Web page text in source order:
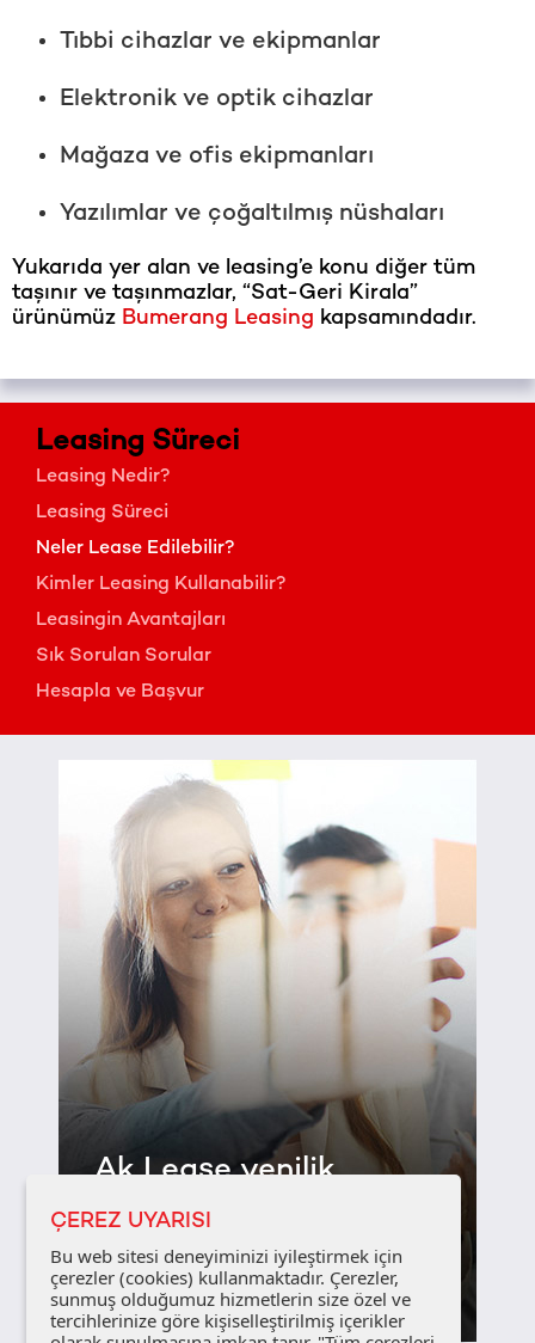
Tıbbi cihazlar ve ekipmanlar
Elektronik ve optik cihazlar
Mağaza ve ofis ekipmanları
Yazılımlar ve çoğaltılmış nüshaları
Yukarıda yer alan ve leasing’e konu diğer tüm
taşınır ve taşınmazlar, “Sat-Geri Kirala”
ürünümüz Bumerang Leasing kapsamındadır.
Leasing Süreci
Leasing Nedir?
Leasing Süreci
Neler Lease Edilebilir?
Kimler Leasing Kullanabilir?
Leasingin Avantajları
Sık Sorulan Sorular
Hesapla ve Başvur
Ak Lease yenilik
katar...
Detayları Gör
ÇEREZ UYARISI
Bu web sitesi deneyiminizi iyileştirmek için
çerezler (cookies) kullanmaktadır. Çerezler,
sunmuş olduğumuz hizmetlerin size özel ve
tercihlerinize göre kişiselleştirilmiş içerikler